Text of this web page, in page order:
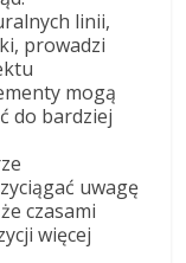
linii,
prowadzi
mogą
do bardziej
uwagę
czasami
więcej